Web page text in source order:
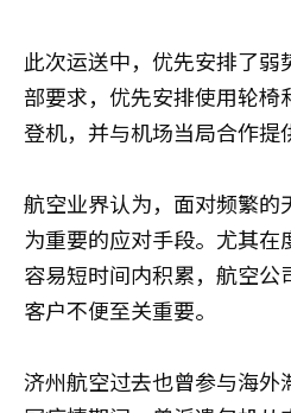
此次运送中，优先安排了
部要求，优先安排使用轮
登机，并与机场当局合作提
航空业界认为，面对频繁的
为重要的应对手段。尤其
容易短时间内积累，航空公
客户不便至关重要。
济州航空过去也曾参与海外